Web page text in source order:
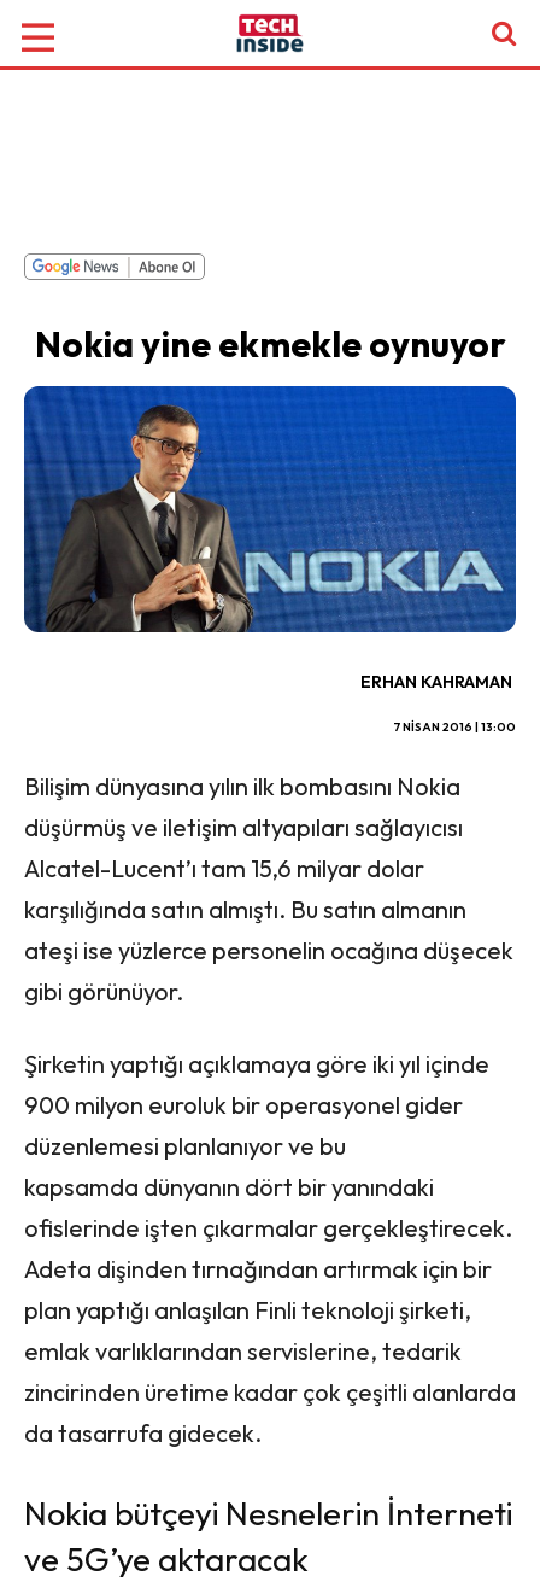
Nokia yine ekmekle oynuyor
ERHAN KAHRAMAN
7 NISAN 2016 | 13:00
Bilişim dünyasına yılın ilk bombasını Nokia
düşürmüş ve iletişim altyapıları sağlayıcısı
Alcatel-Lucent’ı tam 15,6 milyar dolar
karşılığında satın almıştı. Bu satın almanın
ateşi ise yüzlerce personelin ocağına düşecek
gibi görünüyor.
Şirketin yaptığı açıklamaya göre iki yıl içinde
900 milyon euroluk bir operasyonel gider
düzenlemesi planlanıyor ve bu
kapsamda dünyanın dört bir yanındaki
ofislerinde işten çıkarmalar gerçekleştirecek.
Adeta dişinden tırnağından artırmak için bir
plan yaptığı anlaşılan Finli teknoloji şirketi,
emlak varlıklarından servislerine, tedarik
zincirinden üretime kadar çok çeşitli alanlarda
da tasarrufa gidecek.
Nokia bütçeyi Nesnelerin İnterneti
ve 5G’ye aktaracak